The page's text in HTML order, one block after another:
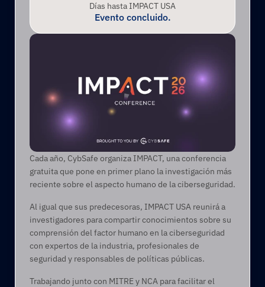
Días hasta IMPACT USA
Evento concluido.
Cada año, CybSafe organiza IMPACT, una conferencia
gratuita que pone en primer plano la investigación más
reciente sobre el aspecto humano de la ciberseguridad.
Al igual que sus predecesoras, IMPACT USA reunirá a
investigadores para compartir conocimientos sobre su
comprensión del factor humano en la ciberseguridad
con expertos de la industria, profesionales de
seguridad y responsables de políticas públicas.
Trabajando junto con MITRE y NCA para facilitar el